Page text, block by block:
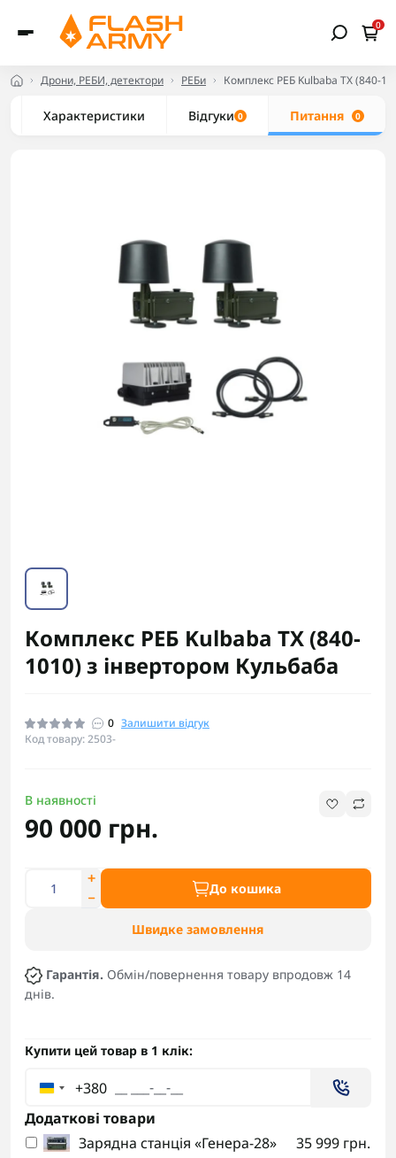
0
Дрони, РЕБИ, детектори РЕБи Комплекс РЕБ Kulbaba TX (840-
Характеристики Відгуки 0 Питання 0
Комплекс РЕБ Kulbaba TX (840-
1010) з інвертором Кульбаба
0 Залишити відгук
Код товару: 2503-
В наявності
90 000 грн.
До кошика
Швидке замовлення
Гарантія. Обмін/повернення товару впродовж 14
днів.
Купити цей товар в 1 клік:
+380
Додаткові товари
Зарядна станція «Генера-28»
35 999 грн.